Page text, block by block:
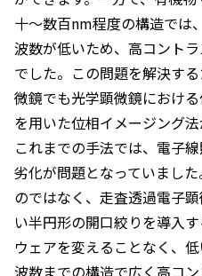
十～数百nm程度の構造では
波数が低いため、高コント
でした。この問題を解決す
微鏡でも光学顕微鏡におけ
を用いた位相イメージング
これまでの手法では、電子
劣化が問題となっていまし
のではなく、走査透過電子
い半円形の開口絞りを導入
ウェアを変えることなく、